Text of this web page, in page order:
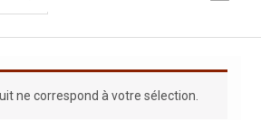
ne correspond à votre sélection.